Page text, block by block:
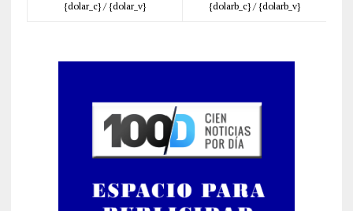
{dolar_c} / {dolar_v} {dolarb_c} / {dolarb_v}